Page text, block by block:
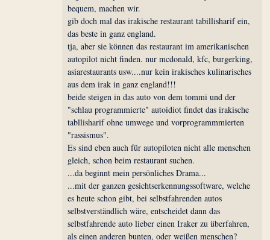
bequem, machen wir.
gib doch mal das irakische restaurant tabillisharif ein,
das beste in ganz england.
tja, aber sie können das restaurant im amerikanischen
autopilot nicht finden. nur mcdonald, kfc, burgerking,
asiarestaurants usw....nur kein irakisches kulinarisches
aus dem irak in ganz england!!!
beide steigen in das auto von dem tommi und der
"schlau programmierte" autoidiot findet das irakische
tabllisharif ohne umwege und vorprogrammmierten
"rassismus".
Es sind eben auch für autopiloten nicht alle menschen
gleich, schon beim restaurant suchen.
...da beginnt mein persönliches Drama...
...mit der ganzen gesichtserkennungssoftware, welche
es heute schon gibt, bei selbstfahrenden autos
selbstverständlich wäre, entscheidet dann das
selbstfahrende auto lieber einen Iraker zu überfahren,
als einen anderen bunten, oder weißen menschen?